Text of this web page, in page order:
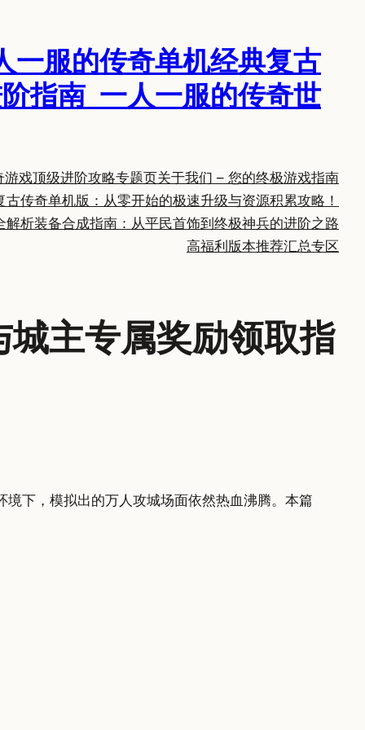
一服的传奇单机经典复古
指南_一人一服的传奇世
游戏顶级进阶攻略专题页关于我们 – 您的终极游戏指南
古传奇单机版：从零开始的极速升级与资源积累攻略！
解析装备合成指南：从平民首饰到终极神兵的进阶之路
高福利版本推荐汇总专区
主专属奖励领取指
下，模拟出的万人攻城场面依然热血沸腾。本篇